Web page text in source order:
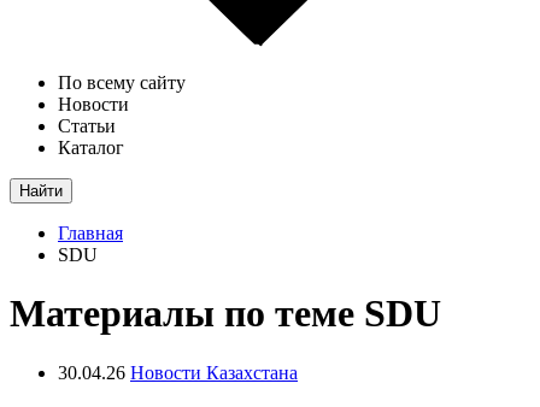
По всему сайту
Новости
Статьи
Каталог
Найти
Главная
SDU
Материалы по теме SDU
30.04.26 Новости Казахстана